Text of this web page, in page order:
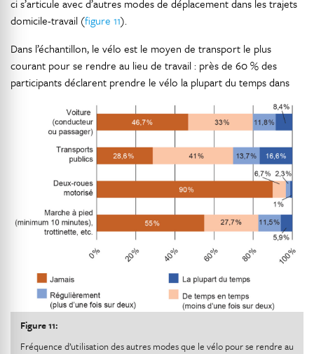
ci s’articule avec d’autres modes de déplacement dans les trajets
domicile-travail (figure 11).
Dans l’échantillon, le vélo est le moyen de transport le plus
courant pour se rendre au lieu de travail : près de 60 % des
participants déclarent prendre le vélo la plupart du temps dans
Figure 11:
Fréquence d’utilisation des autres modes que le vélo pour se rendre au